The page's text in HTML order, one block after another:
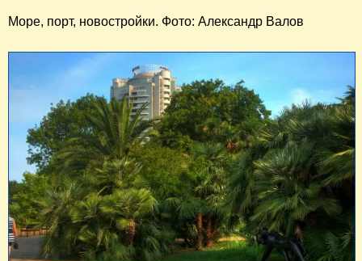
Море, порт, новостройки. Фото: Александр Валов